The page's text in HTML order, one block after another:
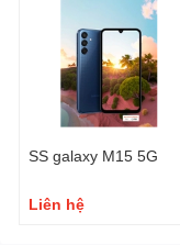
SS galaxy M15 5G
Liên hệ